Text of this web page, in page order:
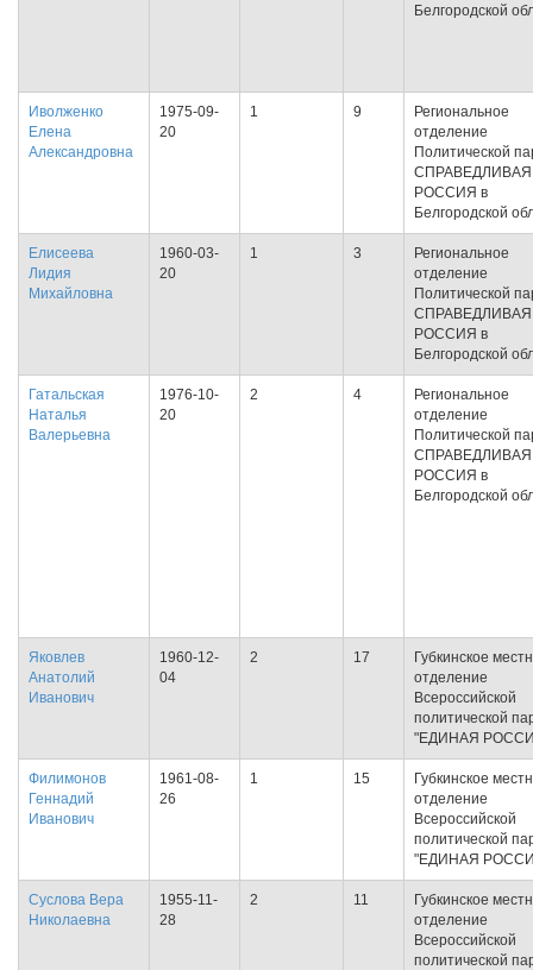
Белгородской
Иволженко
Елена
Александровна
1975-09-
20
1 9
Региональное
отделение
Политической
СПРАВЕДЛИВАЯ
РОССИЯ в
Белгородской
Елисеева
Лидия
Михайловна
1960-03-
20
1 3
Региональное
отделение
Политической
СПРАВЕДЛИВАЯ
РОССИЯ в
Белгородской
Гатальская
Наталья
Валерьевна
1976-10-
20
2 4
Региональное
отделение
Политической
СПРАВЕДЛИВАЯ
РОССИЯ в
Белгородской
Яковлев
Анатолий
Иванович
1960-12-
04
2 17
Губкинское
отделение
Всероссийской
политической
"ЕДИНАЯ
Филимонов
Геннадий
Иванович
1961-08-
26
1 15
Губкинское
отделение
Всероссийской
политической
"ЕДИНАЯ
Суслова Вера
Николаевна
1955-11-
28
2 11
Губкинское
отделение
Всероссийской
политической